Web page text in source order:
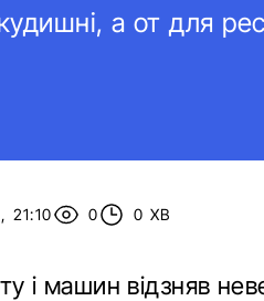
а от для
21:10 0 0 ХВ
і машин відзняв